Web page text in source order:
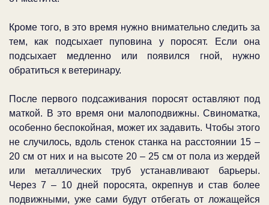
Кроме того, в это время нужно внимательно следить за
тем, как подсыхает пуповина у поросят. Если она
подсыхает медленно или появился гной, нужно
обратиться к ветеринару.
После первого подсаживания поросят оставляют под
маткой. В это время они малоподвижны. Свиноматка,
особенно беспокойная, может их задавить. Чтобы этого
не случилось, вдоль стенок станка на расстоянии 15 –
20 см от них и на высоте 20 – 25 см от пола из жердей
или металлических труб устанавливают барьеры.
Через 7 – 10 дней поросята, окрепнув и став более
подвижными, уже сами будут отбегать от ложащейся